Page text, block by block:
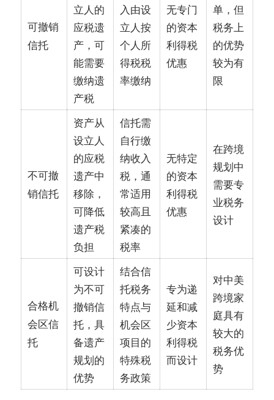
可撤销
信托
立人的
应税遗
产，可
能需要
缴纳遗
产税
入由设
立人按
个人所
得税税
率缴纳
无专门
的资本
利得税
优惠
单，但
税务上
的优势
较为有
限
不可撤
销信托
资产从
设立人
的应税
遗产中
移除，
可降低
遗产税
负担
信托需
自行缴
纳收入
税，通
常适用
较高且
紧凑的
税率
无特定
的资本
利得税
优惠
在跨境
规划中
需要专
业税务
设计
合格机
会区信
托
可设计
为不可
撤销信
托，具
备遗产
规划的
优势
结合信
托税务
特点与
机会区
项目的
特殊税
务政策
专为递
延和减
少资本
利得税
而设计
对中美
跨境家
庭具有
较大的
税务优
势